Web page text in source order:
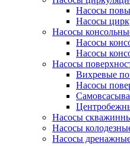
Насосы
Насосы
Насосы
Насосы
Насосы
Насосы
Вихревые
Насосы
Насосы
Насосы
Насосы